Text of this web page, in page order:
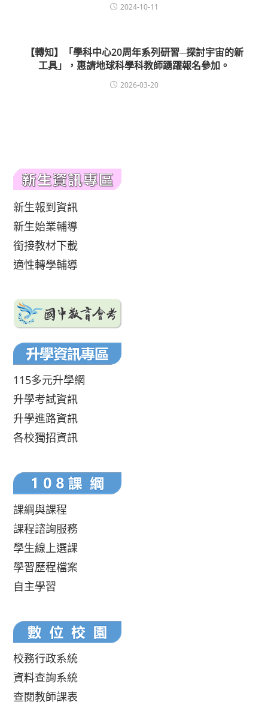
2024-10-11
【轉知】「學科中心20周年系列研習─探討宇宙的新
工具」，惠請地球科學科教師踴躍報名參加。
2026-03-20
新生報到資訊
新生始業輔導
銜接教材下載
適性轉學輔導
115多元升學網
升學考試資訊
升學進路資訊
各校獨招資訊
課綱與課程
課程諮詢服務
學生線上選課
學習歷程檔案
自主學習
校務行政系統
資料查詢系統
查閱教師課表